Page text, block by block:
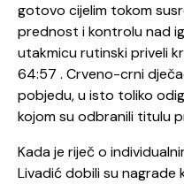
gotovo cijelim tokom
prednost i kontrolu nad
utakmicu rutinski priveli
64:57 . Crveno-crni
pobjedu, u isto toliko
kojom su odbranili titulu
Kada je riječ o
Livadić dobili su nagrade